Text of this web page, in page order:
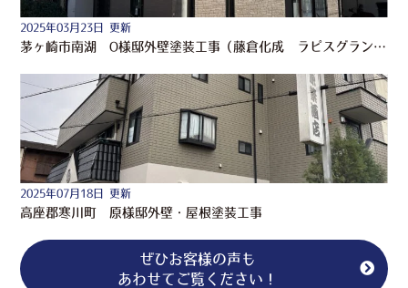
2025年03月23日 更新
茅ヶ崎市南湖 O様邸外壁塗装工事（藤倉化成 ラピスグランデ）
2025年07月18日 更新
高座郡寒川町 原様邸外壁・屋根塗装工事
ぜひお客様の声も
あわせてご覧ください！